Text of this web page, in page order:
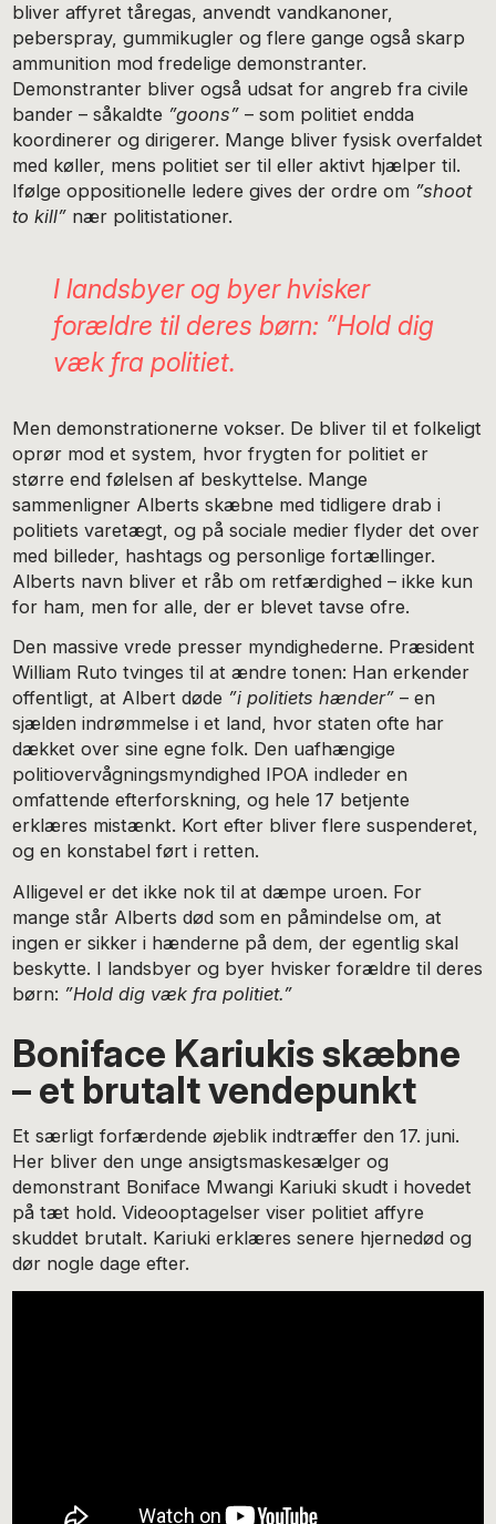
bliver affyret tåregas, anvendt vandkanoner,
peberspray, gummikugler og flere gange også skarp
ammunition mod fredelige demonstranter.
Demonstranter bliver også udsat for angreb fra civile
bander – såkaldte ”goons” – som politiet endda
koordinerer og dirigerer. Mange bliver fysisk overfaldet
med køller, mens politiet ser til eller aktivt hjælper til.
Ifølge oppositionelle ledere gives der ordre om ”shoot
to kill” nær politistationer.
I landsbyer og byer hvisker
forældre til deres børn: ”Hold dig
væk fra politiet.
Men demonstrationerne vokser. De bliver til et folkeligt
oprør mod et system, hvor frygten for politiet er
større end følelsen af beskyttelse. Mange
sammenligner Alberts skæbne med tidligere drab i
politiets varetægt, og på sociale medier flyder det over
med billeder, hashtags og personlige fortællinger.
Alberts navn bliver et råb om retfærdighed – ikke kun
for ham, men for alle, der er blevet tavse ofre.
Den massive vrede presser myndighederne. Præsident
William Ruto tvinges til at ændre tonen: Han erkender
offentligt, at Albert døde ”i politiets hænder” – en
sjælden indrømmelse i et land, hvor staten ofte har
dækket over sine egne folk. Den uafhængige
politiovervågningsmyndighed IPOA indleder en
omfattende efterforskning, og hele 17 betjente
erklæres mistænkt. Kort efter bliver flere suspenderet,
og en konstabel ført i retten.
Alligevel er det ikke nok til at dæmpe uroen. For
mange står Alberts død som en påmindelse om, at
ingen er sikker i hænderne på dem, der egentlig skal
beskytte. I landsbyer og byer hvisker forældre til deres
børn: ”Hold dig væk fra politiet.”
Boniface Kariukis skæbne
– et brutalt vendepunkt
Et særligt forfærdende øjeblik indtræffer den 17. juni.
Her bliver den unge ansigtsmaskesælger og
demonstrant Boniface Mwangi Kariuki skudt i hovedet
på tæt hold. Videooptagelser viser politiet affyre
skuddet brutalt. Kariuki erklæres senere hjernedød og
dør nogle dage efter.